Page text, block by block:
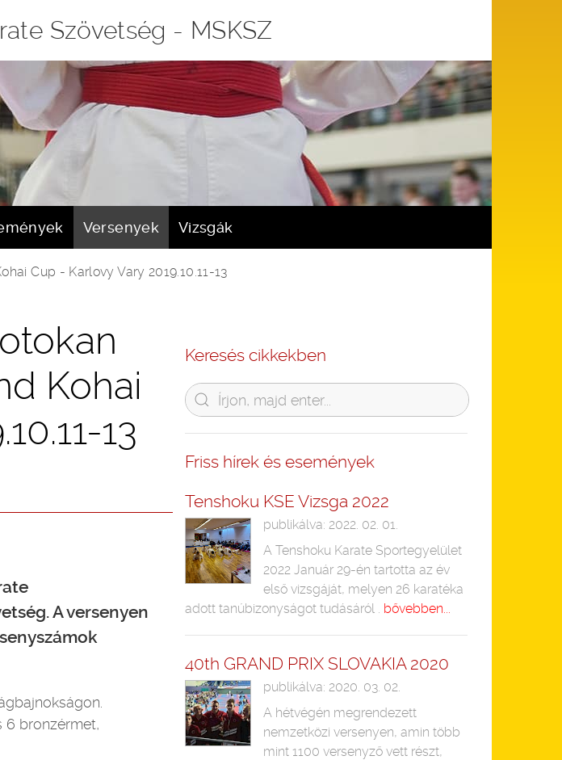
Szövetség - MSKSZ
Versenyek Vizsgák
Cup - Karlovy Vary 2019.10.11-13
Kohai
13
A versenyen
6 bronzérmet,
Keresés cikkekben
Friss hírek és események
Tenshoku KSE Vizsga 2022
publikálva: 2022. 02. 01.
A Tenshoku Karate Sportegyelület
2022 Január 29-én tartotta az év
első vizsgáját, melyen 26 karatéka
adott tanúbizonyságot tudásáról . bővebben...
40th GRAND PRIX SLOVAKIA 2020
publikálva: 2020. 03. 02.
A hétvégén megrendezett
nemzetközi versenyen, amin több
mint 1100 versenyző vett részt,